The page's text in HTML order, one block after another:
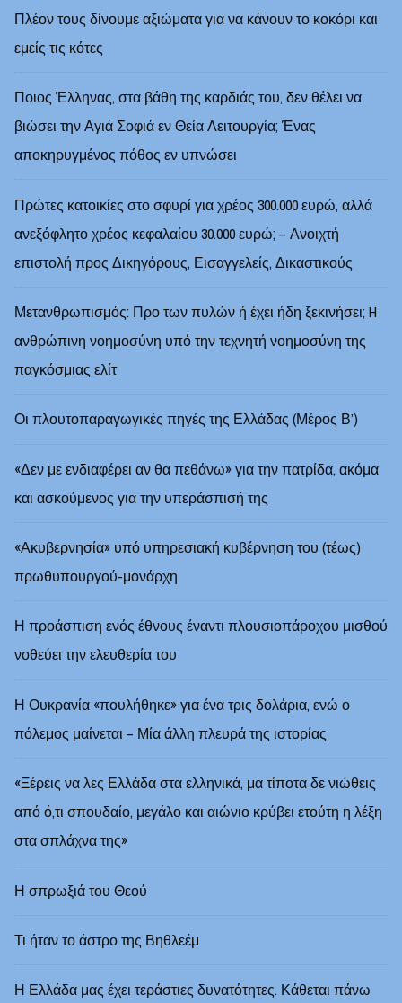
Πλέον τους δίνουμε αξιώματα για να κάνουν το κοκόρι και
εμείς τις κότες
Ποιος Έλληνας, στα βάθη της καρδιάς του, δεν θέλει να
βιώσει την Αγιά Σοφιά εν Θεία Λειτουργία; Ένας
αποκηρυγμένος πόθος εν υπνώσει
Πρώτες κατοικίες στο σφυρί για χρέος 300.000 ευρώ, αλλά
ανεξόφλητο χρέος κεφαλαίου 30.000 ευρώ; – Ανοιχτή
επιστολή προς Δικηγόρους, Εισαγγελείς, Δικαστικούς
Μετανθρωπισμός: Προ των πυλών ή έχει ήδη ξεκινήσει; H
ανθρώπινη νοημοσύνη υπό την τεχνητή νοημοσύνη της
παγκόσμιας ελίτ
Οι πλουτοπαραγωγικές πηγές της Ελλάδας (Μέρος Β’)
«Δεν με ενδιαφέρει αν θα πεθάνω» για την πατρίδα, ακόμα
και ασκούμενος για την υπεράσπισή της
«Ακυβερνησία» υπό υπηρεσιακή κυβέρνηση του (τέως)
πρωθυπουργού-μονάρχη
Η προάσπιση ενός έθνους έναντι πλουσιοπάροχου μισθού
νοθεύει την ελευθερία του
Η Ουκρανία «πουλήθηκε» για ένα τρις δολάρια, ενώ ο
πόλεμος μαίνεται – Μία άλλη πλευρά της ιστορίας
«Ξέρεις να λες Ελλάδα στα ελληνικά, μα τίποτα δε νιώθεις
από ό,τι σπουδαίο, μεγάλο και αιώνιο κρύβει ετούτη η λέξη
στα σπλάχνα της»
Η σπρωξιά του Θεού
Τι ήταν το άστρο της Βηθλεέμ
Η Ελλάδα μας έχει τεράστιες δυνατότητες. Κάθεται πάνω